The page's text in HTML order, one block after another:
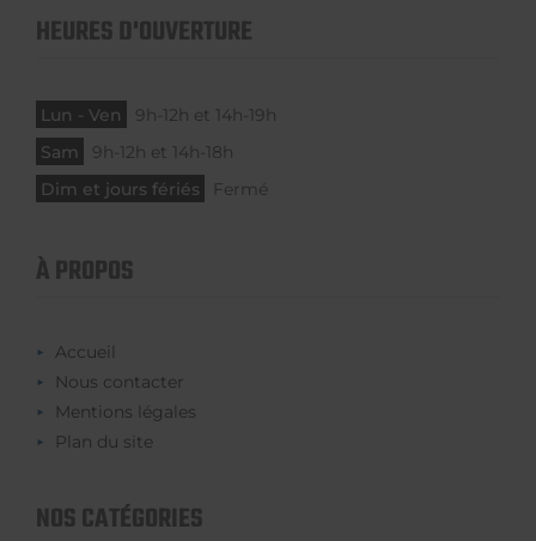
HEURES D'OUVERTURE
Lun - Ven
9h-12h et 14h-19h
Sam
9h-12h et 14h-18h
Dim et jours fériés
Fermé
À PROPOS
Accueil
Nous contacter
Mentions légales
Plan du site
NOS CATÉGORIES